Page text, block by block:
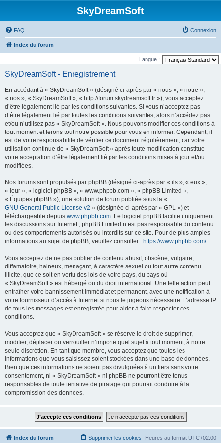
SkyDreamSoft
FAQ Connexion
Index du forum
Langue :
SkyDreamSoft - Enregistrement
En accédant à « SkyDreamSoft » (désigné ci-après par « nous », « notre »,
« nos », « SkyDreamSoft », « http://forum.skydreamsoft.fr »), vous acceptez
d’être légalement lié par les conditions suivantes. Si vous n’acceptez pas
d’être légalement lié par toutes les conditions suivantes, alors n’accédez pas
et/ou n’utilisez pas « SkyDreamSoft ». Nous pouvons modifier ces conditions à
tout moment et ferons tout notre possible pour vous en informer. Cependant, il
est de votre responsabilité de vérifier ce document régulièrement, car votre
utilisation continue de « SkyDreamSoft » après toute modification constitue
votre acceptation d’être légalement lié par les conditions mises à jour et/ou
modifiées.
Nos forums sont propulsés par phpBB (désigné ci-après par « ils », « eux »,
« leur », « logiciel phpBB », « www.phpbb.com », « phpBB Limited »,
« Équipes phpBB »), une solution de forum publiée sous la «
GNU General Public License v2 » (désignée ci-après par « GPL ») et
téléchargeable depuis www.phpbb.com. Le logiciel phpBB facilite uniquement
les discussions sur Internet ; phpBB Limited n’est pas responsable du contenu
ou des comportements autorisés ou interdits sur ce site. Pour de plus amples
informations au sujet de phpBB, veuillez consulter : https://www.phpbb.com/.
Vous acceptez de ne pas publier de contenu abusif, obscène, vulgaire,
diffamatoire, haineux, menaçant, à caractère sexuel ou tout autre contenu
illicite, que ce soit en vertu des lois de votre pays, du pays où
« SkyDreamSoft » est hébergé ou du droit international. Une telle action peut
entraîner votre bannissement immédiat et permanent, avec une notification à
votre fournisseur d’accès à Internet si nous le jugeons nécessaire. L’adresse IP
de tous les messages est enregistrée pour aider à faire respecter ces
conditions.
Vous acceptez que « SkyDreamSoft » se réserve le droit de supprimer,
modifier, déplacer ou verrouiller n’importe quel sujet à tout moment, à notre
seule discrétion. En tant que membre, vous acceptez que toutes les
informations que vous saisissez soient stockées dans une base de données.
Bien que ces informations ne soient pas divulguées à un tiers sans votre
consentement, ni « SkyDreamSoft » ni phpBB ne pourront être tenus
responsables de toute tentative de piratage qui pourrait conduire à la
compromission des données.
Index du forum Heures au format UTC+02:00
Supprimer les cookies